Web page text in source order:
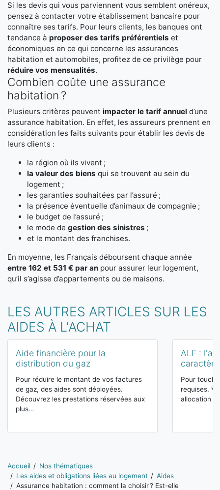
Si les devis qui vous parviennent vous semblent onéreux,
pensez à contacter votre établissement bancaire pour
connaître ses tarifs. Pour leurs clients, les banques ont
tendance à proposer des tarifs préférentiels et
économiques en ce qui concerne les assurances
habitation et automobiles, profitez de ce privilège pour
réduire vos mensualités.
Combien coûte une assurance
habitation ?
Plusieurs critères peuvent impacter le tarif annuel d’une
assurance habitation. En effet, les assureurs prennent en
considération les faits suivants pour établir les devis de
leurs clients :
la région où ils vivent ;
la valeur des biens qui se trouvent au sein du
logement ;
les garanties souhaitées par l’assuré ;
la présence éventuelle d’animaux de compagnie ;
le budget de l’assuré ;
le mode de gestion des sinistres ;
et le montant des franchises.
En moyenne, les Français déboursent chaque année
entre 162 et 531 € par an pour assurer leur logement,
qu’il s’agisse d’appartements ou de maisons.
LES AUTRES ARTICLES SUR LES
AIDES À L'ACHAT
Aide financière pour la
distribution du gaz
Pour réduire le montant de vos factures
de gaz, des aides sont déployées.
Découvrez les prestations réservées aux
plus…
ALF :
Pour
requises.
allocation
Vous êtes ici:
Accueil
Nos thématiques
Les aides et obligations liées au logement
Aides
Assurance habitation : comment la choisir ? Est-elle